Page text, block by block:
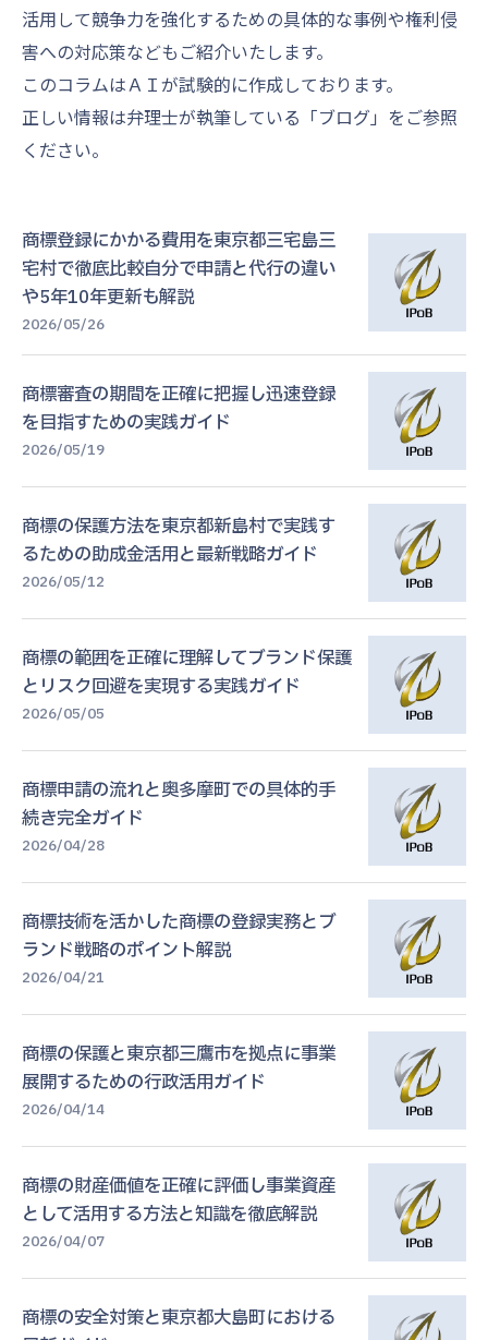
活用して競争力を強化するための具体的な事例や権利侵
害への対応策などもご紹介いたします。
このコラムはＡＩが試験的に作成しております。
正しい情報は弁理士が執筆している「ブログ」をご参照
ください。
商標登録にかかる費用を東京都三宅島三
宅村で徹底比較自分で申請と代行の違い
や5年10年更新も解説
2026/05/26
商標審査の期間を正確に把握し迅速登録
を目指すための実践ガイド
2026/05/19
商標の保護方法を東京都新島村で実践す
るための助成金活用と最新戦略ガイド
2026/05/12
商標の範囲を正確に理解してブランド保護
とリスク回避を実現する実践ガイド
2026/05/05
商標申請の流れと奥多摩町での具体的手
続き完全ガイド
2026/04/28
商標技術を活かした商標の登録実務とブ
ランド戦略のポイント解説
2026/04/21
商標の保護と東京都三鷹市を拠点に事業
展開するための行政活用ガイド
2026/04/14
商標の財産価値を正確に評価し事業資産
として活用する方法と知識を徹底解説
2026/04/07
商標の安全対策と東京都大島町における